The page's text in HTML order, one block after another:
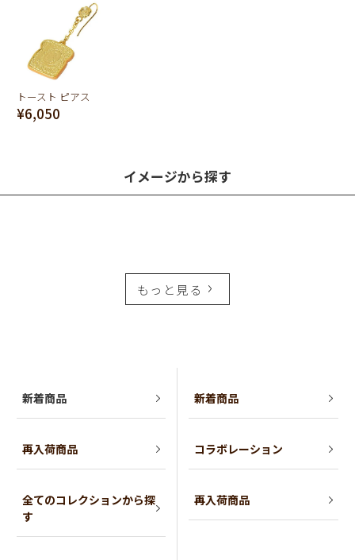
トースト ピアス
¥6,050
イメージから探す
もっと見る
新着商品
再入荷商品
全てのコレクションから探
す
新着商品
コラボレーション
再入荷商品